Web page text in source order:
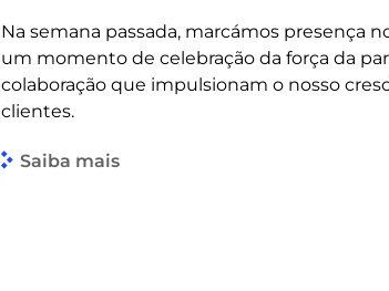
Na semana passada, marcámos presença
um momento de celebração da força da
colaboração que impulsionam o nosso
clientes.
Saiba mais